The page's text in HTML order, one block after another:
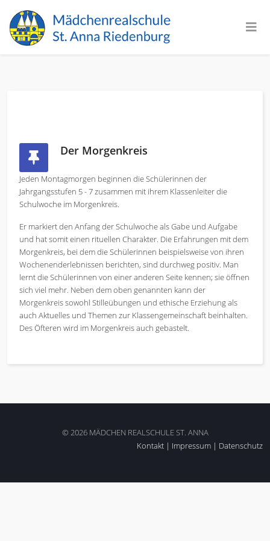
Der Morgenkreis
Jeden Montagmorgen beginnen die Schülerinnen der
Jahrgangsstufen 5 - 7 zusammen mit ihrem Klassenleiter die
Schulwoche im Morgenkreis.
Er markiert den Anfang der Schulwoche als Gabe und Aufgabe
und hat somit einen rituellen Charakter. Die Erfahrungen mit dem
Morgenkreis, bei dem die Schülerinnen beispielsweise von ihren
Wochenenderlebnissen berichten, sind durchweg positiv. Man
lernt die Schülerinnen von einer anderen Seite kennen; sie öffnen
sich viel mehr. Neben dem oben genannten kann der
Morgenkreis sowohl Stilleübungen und ethische Erziehung als
auch Aktuelles und Themen zur Klassengemeinschaft beinhalten.
Des Öfteren wird im Morgenkreis auch gebastelt.
© 2026 MÄDCHEN REALSCHULE ST. ANNA
Kontakt | Impressum | Datenschutz